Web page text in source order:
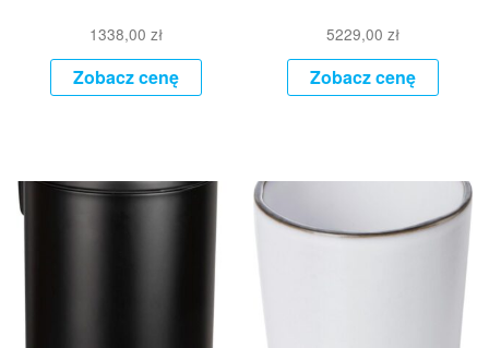
1338,00 zł
Zobacz cenę
5229,00zł
Zobacz cenę